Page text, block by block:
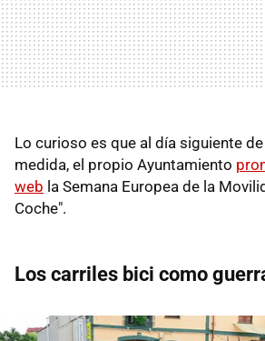
Lo curioso es que al día siguiente
medida, el propio Ayuntamiento
web la Semana Europea de la
Coche".
Los carriles bici como